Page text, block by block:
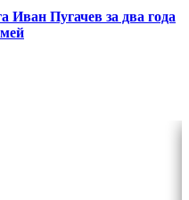
Иван Пугачев за два года